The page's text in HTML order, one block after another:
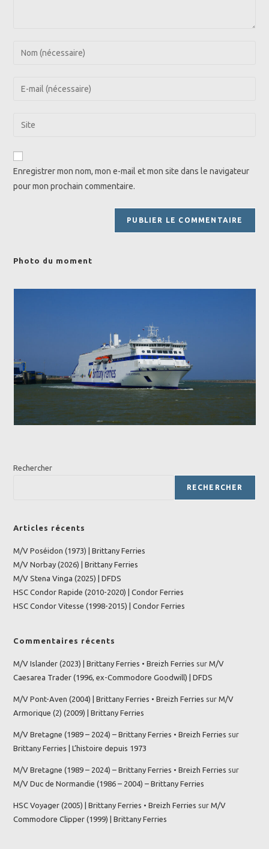
address
comment
Saisir
de
Enregistrer mon nom, mon e-mail et mon site dans le navigateur
pour mon prochain commentaire.
Photo du moment
Rechercher
RECHERCHER
Articles récents
M/V Poséidon (1973) | Brittany Ferries
M/V Norbay (2026) | Brittany Ferries
M/V Stena Vinga (2025) | DFDS
HSC Condor Rapide (2010-2020) | Condor Ferries
HSC Condor Vitesse (1998-2015) | Condor Ferries
Commentaires récents
M/V Islander (2023) | Brittany Ferries • Breizh Ferries surM/V
Caesarea Trader (1996, ex-Commodore Goodwill) | DFDS
M/V Pont-Aven (2004) | Brittany Ferries • Breizh Ferries surM/V
Armorique (2) (2009) | Brittany Ferries
M/V Bretagne (1989 – 2024) – Brittany Ferries • Breizh Ferries sur
Brittany Ferries | L’histoire depuis 1973
M/V Bretagne (1989 – 2024) – Brittany Ferries • Breizh Ferries sur
M/V Duc de Normandie (1986 – 2004) – Brittany Ferries
HSC Voyager (2005) | Brittany Ferries • Breizh Ferries surM/V
Commodore Clipper (1999) | Brittany Ferries